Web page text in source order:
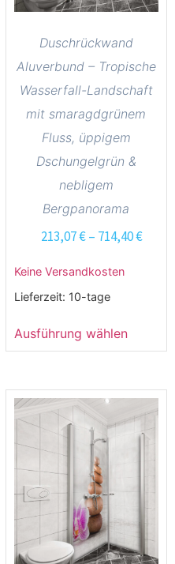
Duschrückwand
Aluverbund – Tropische
Wasserfall-Landschaft
mit smaragdgrünem
Fluss, üppigem
Dschungelgrün &
nebligem
Bergpanorama
213,07€– 714,40€
Keine Versandkosten
Lieferzeit: 10-tage
Ausführung wählen